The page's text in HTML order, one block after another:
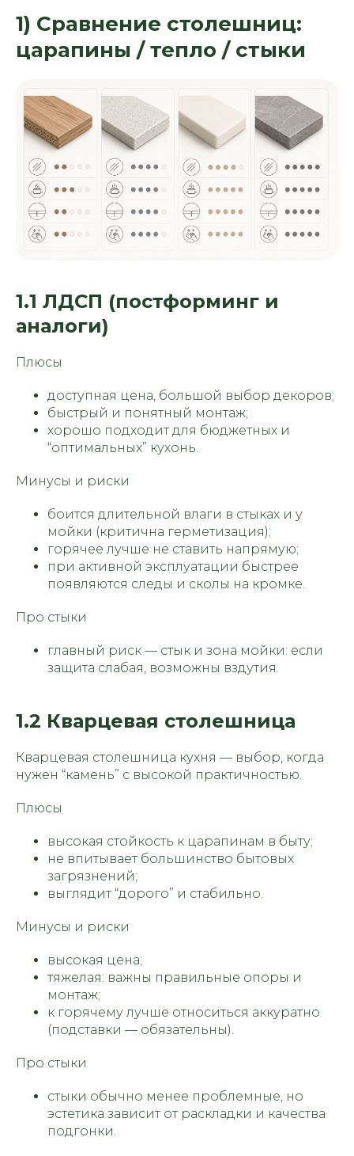
1) Сравнение столешниц:
царапины / тепло / стыки
1.1 ЛДСП (постформинг и
аналоги)
Плюсы
доступная цена, большой выбор декоров;
быстрый и понятный монтаж;
хорошо подходит для бюджетных и
“оптимальных” кухонь.
Минусы и риски
боится длительной влаги в стыках и у
мойки (критична герметизация);
горячее лучше не ставить напрямую;
при активной эксплуатации быстрее
появляются следы и сколы на кромке.
Про стыки
главный риск — стык и зона мойки: если
защита слабая, возможны вздутия.
1.2 Кварцевая столешница
Кварцевая столешница кухня — выбор, когда
нужен “камень” с высокой практичностью.
Плюсы
высокая стойкость к царапинам в быту;
не впитывает большинство бытовых
загрязнений;
выглядит “дорого” и стабильно.
Минусы и риски
высокая цена;
тяжелая: важны правильные опоры и
монтаж;
к горячему лучше относиться аккуратно
(подставки — обязательны).
Про стыки
стыки обычно менее проблемные, но
эстетика зависит от раскладки и качества
подгонки.